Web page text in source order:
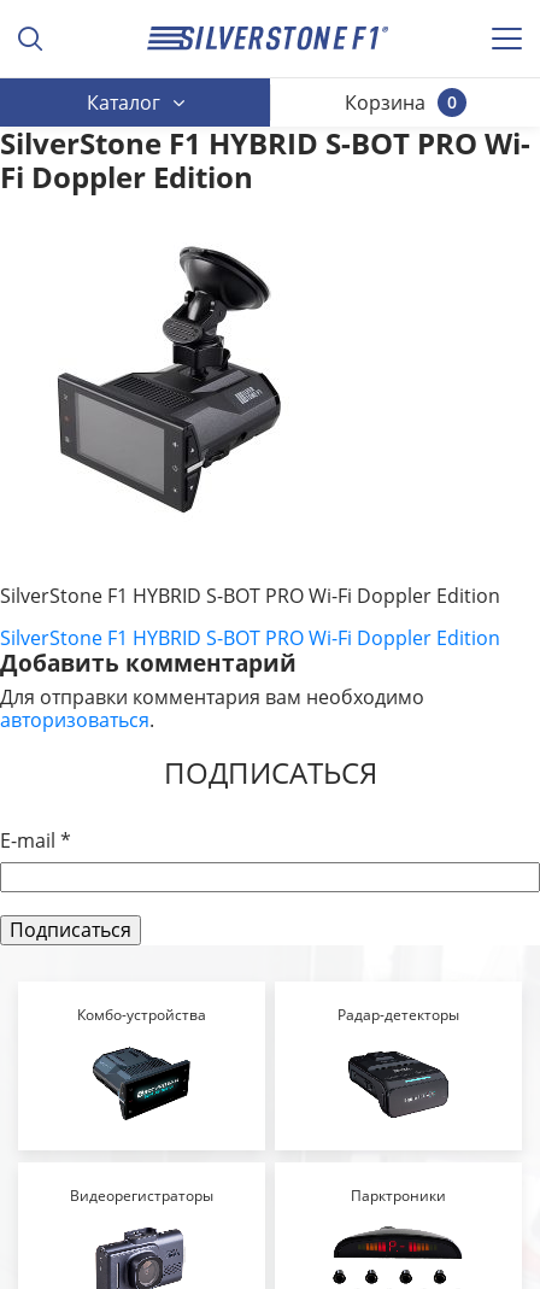
Каталог 0
Корзина
SilverStone F1 HYBRID S-BOT PRO Wi-
Fi Doppler Edition
SilverStone F1 HYBRID S-BOT PRO Wi-Fi Doppler Edition
НАВИГАЦИЯ
ПО
ЗАПИСЯМ
SilverStone F1 HYBRID S-BOT PRO Wi-Fi Doppler Edition
Добавить комментарий
Для отправки комментария вам необходимо
авторизоваться.
ПОДПИСАТЬСЯ
E-mail *
Комбо-устройства Радар-детекторы
Видеорегистраторы Парктроники